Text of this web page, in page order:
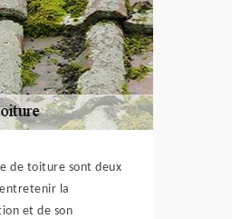
de toiture sont deux
la
et de son